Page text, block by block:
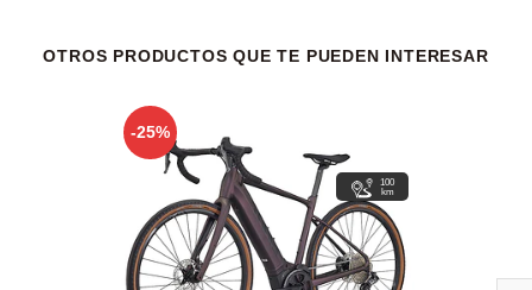
OTROS PRODUCTOS QUE TE PUEDEN INTERESAR
-25%
100
km